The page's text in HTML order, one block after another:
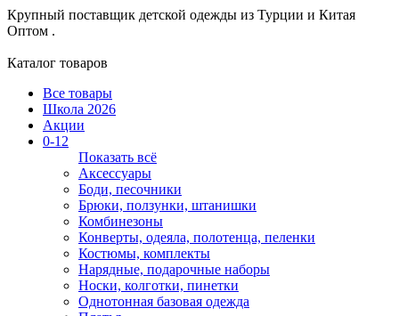
Крупный поставщик детской одежды из Турции и Китая
Оптом .
Каталог товаров
Все товары
Школа 2026
Акции
0-12
Показать всё
Аксессуары
Боди, песочники
Брюки, ползунки, штанишки
Комбинезоны
Конверты, одеяла, полотенца, пеленки
Костюмы, комплекты
Нарядные, подарочные наборы
Носки, колготки, пинетки
Однотонная базовая одежда